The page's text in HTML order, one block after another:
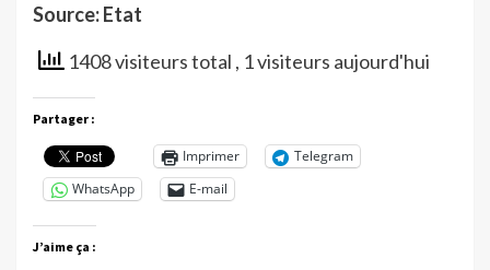
Source: Etat
1408 visiteurs total , 1 visiteurs aujourd'hui
Partager :
Imprimer
Telegram
WhatsApp
E-mail
J’aime ça :